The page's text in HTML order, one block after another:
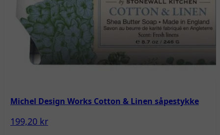
Michel Design Works Cotton & Linen såpestykke
199,20 kr